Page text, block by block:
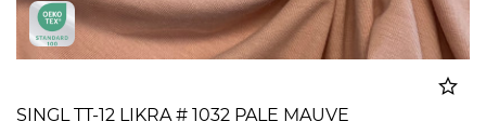
SINGL TT-12 LIKRA # 1032 PALE MAUVE